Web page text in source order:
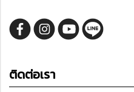
ติดต่อเรา